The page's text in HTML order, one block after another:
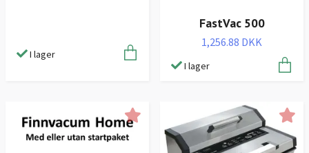
I lager
FastVac 500
1,256.88 DKK
I lager